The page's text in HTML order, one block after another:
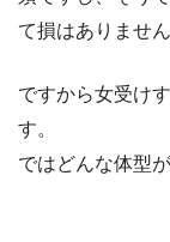
て損はありません
ですから女受け
す。
ではどんな体型